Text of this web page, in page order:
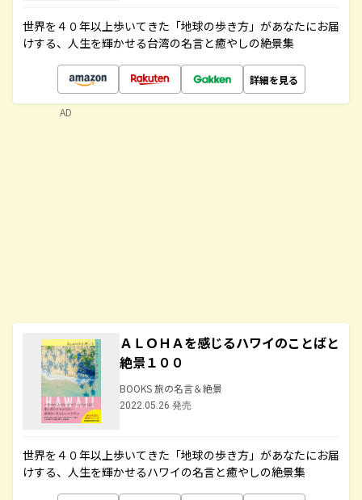
世界を４０年以上歩いてきた「地球の歩き方」があなたにお届
けする、人生を輝かせる台湾の名言と癒やしの絶景集
詳細を見る
ＡＬＯＨＡを感じるハワイのことばと
絶景１００
BOOKS 旅の名言＆絶景
2022.05.26 発売
世界を４０年以上歩いてきた「地球の歩き方」があなたにお届
けする、人生を輝かせるハワイの名言と癒やしの絶景集
AD